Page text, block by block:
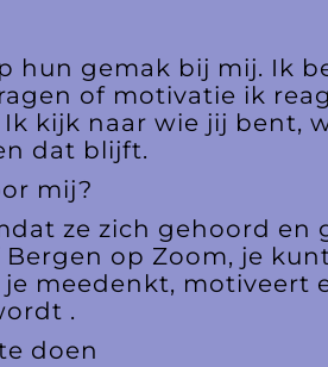
hun gemak bij mij. Ik
of motivatie ik
kijk naar wie jij bent,
dat blijft.
mij?
ze zich gehoord en
op Zoom, je
meedenkt, motiveert
.
doen